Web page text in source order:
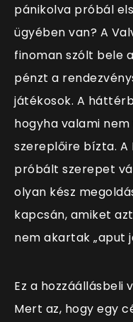
pánikolva próbál
ügyében van? A
finoman szólt bele
pénzt a
játékosok. A
hogyha valami
szereplőire bízta. A
próbált szerepet
olyan kész
kapcsán, amiket
nem akartak „aput
Ez a
Mert az, hogy egy